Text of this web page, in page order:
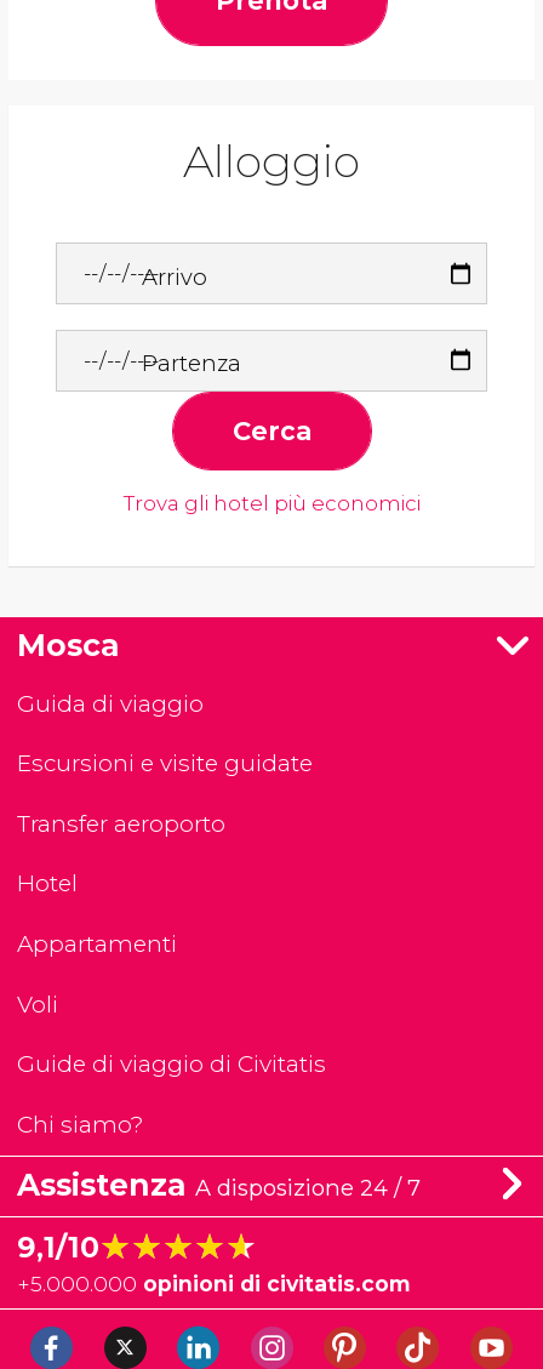
Alloggio
Arrivo
Partenza
Cerca
Trova gli hotel più economici
Mosca
Guida di viaggio
Escursioni e visite guidate
Transfer aeroporto
Hotel
Appartamenti
Voli
Guide di viaggio di Civitatis
Chi siamo?
Assistenza A disposizione 24 / 7
9,1/10★★★★★
★★★★★
+5.000.000 opinioni di civitatis.com